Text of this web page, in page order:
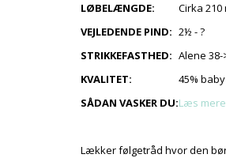
LØBELÆNGDE:
VEJLEDENDE PIND:
STRIKKEFASTHED:
KVALITET:
SÅDAN VASKER DU:
Cirka
2½ - ?
Alene 38-
45%
Læs
Lækker følgetråd hvor den